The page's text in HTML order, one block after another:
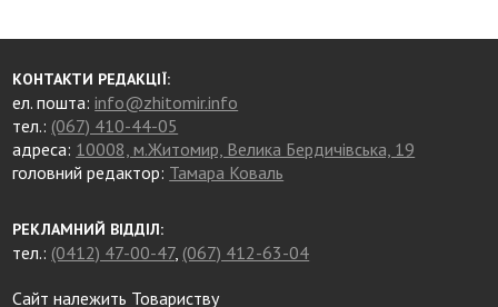
КОНТАКТИ РЕДАКЦІЇ:
ел. пошта:info@zhitomir.info
тел.: (067) 410-44-05
адреса: 10008, м.Житомир, Велика Бердичівська, 19
головний редактор: Тамара Коваль
РЕКЛАМНИЙ ВІДДІЛ:
тел.: (0412) 47-00-47, (067) 412-63-04
Сайт належить Товариству